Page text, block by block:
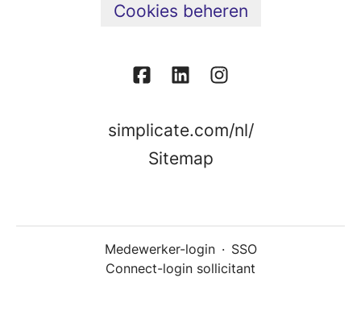
Cookies beheren
simplicate.com/nl/
Sitemap
Medewerker-login · SSO
Connect-login sollicitant